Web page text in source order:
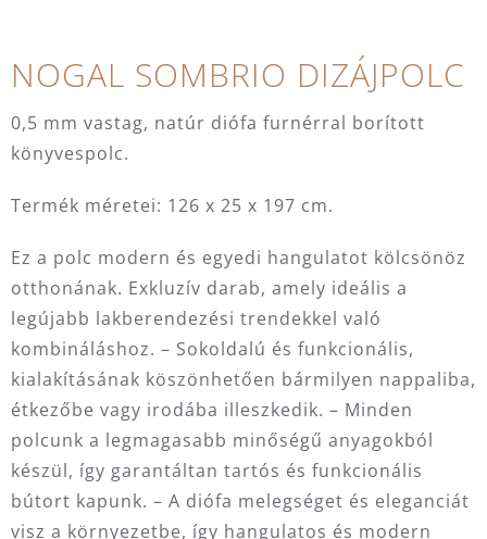
NOGAL SOMBRIO DIZÁJPOLC
0,5 mm vastag, natúr diófa furnérral borított
könyvespolc.
Termék méretei: 126 x 25 x 197 cm.
Ez a polc modern és egyedi hangulatot kölcsönöz
otthonának. Exkluzív darab, amely ideális a
legújabb lakberendezési trendekkel való
kombináláshoz. – Sokoldalú és funkcionális,
kialakításának köszönhetően bármilyen nappaliba,
étkezőbe vagy irodába illeszkedik. – Minden
polcunk a legmagasabb minőségű anyagokból
készül, így garantáltan tartós és funkcionális
bútort kapunk. – A diófa melegséget és eleganciát
visz a környezetbe, így hangulatos és modern